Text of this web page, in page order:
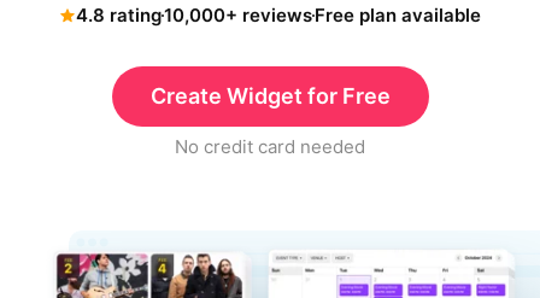
4.8 rating10,000+ reviewsFree plan available
Create Widget for Free
No credit card needed